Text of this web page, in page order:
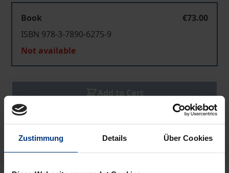
Zustimmung Details Über Cookies
Book
€73.00
ISBN 978-3-7890-6275-9
Not available
Add to Cart
Add to Wish List
Delivery cost notice